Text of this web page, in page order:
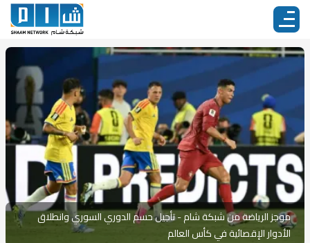
موجز الرياضة من شبكة شام - تأجيل حسم الدوري السوري وانطلاق
الأدوار الإقصائية في كأس العالم